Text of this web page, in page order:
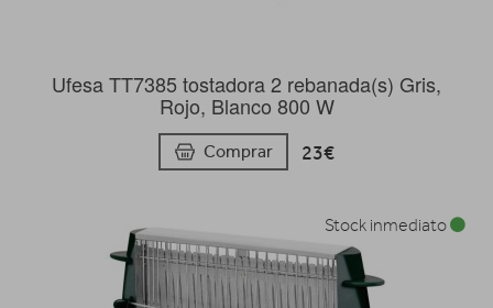
Ufesa TT7385 tostadora 2 rebanada(s) Gris,
Rojo, Blanco 800 W
Comprar 23€
Stock inmediato